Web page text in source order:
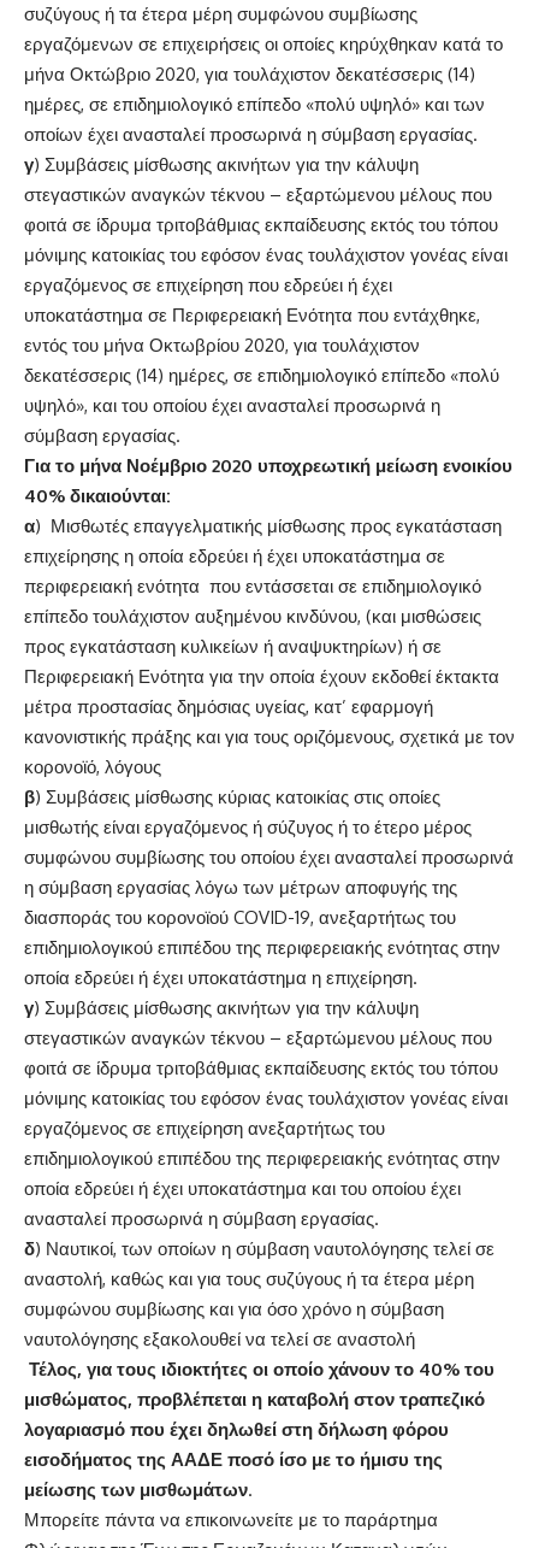
συζύγους ή τα έτερα μέρη συμφώνου συμβίωσης
εργαζόμενων σε επιχειρήσεις οι οποίες κηρύχθηκαν κατά το
μήνα Οκτώβριο 2020, για τουλάχιστον δεκατέσσερις (14)
ημέρες, σε επιδημιολογικό επίπεδο «πολύ υψηλό» και των
οποίων έχει ανασταλεί προσωρινά η σύμβαση εργασίας.
γ) Συμβάσεις μίσθωσης ακινήτων για την κάλυψη
στεγαστικών αναγκών τέκνου – εξαρτώμενου μέλους που
φοιτά σε ίδρυμα τριτοβάθμιας εκπαίδευσης εκτός του τόπου
μόνιμης κατοικίας του εφόσον ένας τουλάχιστον γονέας είναι
εργαζόμενος σε επιχείρηση που εδρεύει ή έχει
υποκατάστημα σε Περιφερειακή Ενότητα που εντάχθηκε,
εντός του μήνα Οκτωβρίου 2020, για τουλάχιστον
δεκατέσσερις (14) ημέρες, σε επιδημιολογικό επίπεδο «πολύ
υψηλό», και του οποίου έχει ανασταλεί προσωρινά η
σύμβαση εργασίας.
Για το μήνα Νοέμβριο 2020 υποχρεωτική μείωση ενοικίου
40% δικαιούνται:
α) Μισθωτές επαγγελματικής μίσθωσης προς εγκατάσταση
επιχείρησης η οποία εδρεύει ή έχει υποκατάστημα σε
περιφερειακή ενότητα που εντάσσεται σε επιδημιολογικό
επίπεδο τουλάχιστον αυξημένου κινδύνου, (και μισθώσεις
προς εγκατάσταση κυλικείων ή αναψυκτηρίων) ή σε
Περιφερειακή Ενότητα για την οποία έχουν εκδοθεί έκτακτα
μέτρα προστασίας δημόσιας υγείας, κατ’ εφαρμογή
κανονιστικής πράξης και για τους οριζόμενους, σχετικά με τον
κορονοϊό, λόγους
β) Συμβάσεις μίσθωσης κύριας κατοικίας στις οποίες
μισθωτής είναι εργαζόμενος ή σύζυγος ή το έτερο μέρος
συμφώνου συμβίωσης του οποίου έχει ανασταλεί προσωρινά
η σύμβαση εργασίας λόγω των μέτρων αποφυγής της
διασποράς του κορονοϊού COVID-19, ανεξαρτήτως του
επιδημιολογικού επιπέδου της περιφερειακής ενότητας στην
οποία εδρεύει ή έχει υποκατάστημα η επιχείρηση.
γ) Συμβάσεις μίσθωσης ακινήτων για την κάλυψη
στεγαστικών αναγκών τέκνου – εξαρτώμενου μέλους που
φοιτά σε ίδρυμα τριτοβάθμιας εκπαίδευσης εκτός του τόπου
μόνιμης κατοικίας του εφόσον ένας τουλάχιστον γονέας είναι
εργαζόμενος σε επιχείρηση ανεξαρτήτως του
επιδημιολογικού επιπέδου της περιφερειακής ενότητας στην
οποία εδρεύει ή έχει υποκατάστημα και του οποίου έχει
ανασταλεί προσωρινά η σύμβαση εργασίας.
δ) Ναυτικοί, των οποίων η σύμβαση ναυτολόγησης τελεί σε
αναστολή, καθώς και για τους συζύγους ή τα έτερα μέρη
συμφώνου συμβίωσης και για όσο χρόνο η σύμβαση
ναυτολόγησης εξακολουθεί να τελεί σε αναστολή
Τέλος, για τους ιδιοκτήτες οι οποίο χάνουν το 40% του
μισθώματος, προβλέπεται η καταβολή στον τραπεζικό
λογαριασμό που έχει δηλωθεί στη δήλωση φόρου
εισοδήματος της ΑΑΔΕ ποσό ίσο με το ήμισυ της
μείωσης των μισθωμάτων.
Μπορείτε πάντα να επικοινωνείτε με το παράρτημα